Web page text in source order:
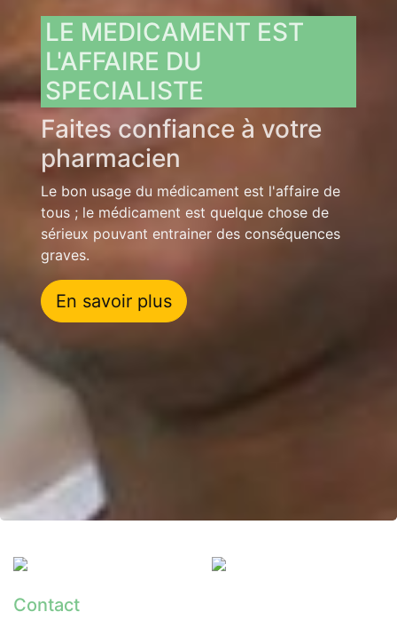
LE MEDICAMENT EST
L'AFFAIRE DU
SPECIALISTE
Faites confiance à votre
pharmacien
Le bon usage du médicament est l'affaire de
tous ; le médicament est quelque chose de
sérieux pouvant entrainer des conséquences
graves.
En savoir plus
Contact